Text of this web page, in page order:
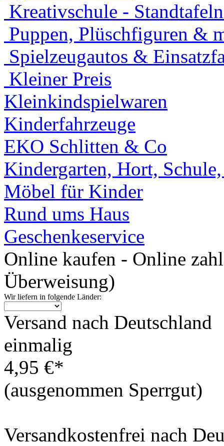
Kreativschule -
Puppen, Plüschfiguren &
Spielzeugautos &
Kleiner Preis
Kleinkindspielwaren
Kinderfahrzeuge
EKO Schlitten & Co
Kindergarten, Hort,
Möbel für Kinder
Rund ums Haus
Geschenkeservice
Online kaufen - Online
Überweisung)
Wir liefern in folgende Länder:
Versand nach Deutschland
einmalig
4,95 €*
(ausgenommen Sperrgut)
Versandkostenfrei nach